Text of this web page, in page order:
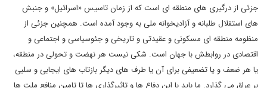
جزئی از درگیری های منطقه ای است که از زمان تاسیس «اسرائیل» و جنبش
های استقلال طلبانه و آزادیخوانه ملی به وجود آمده است. همچنین جزئی از
منظومه منطقه ای مسکونی و عقیدتی و تاریخی و جئوسیاسی و اجتماعی و
اقتصادی در روابطش با جهان است. شکی نیست هر نهضت و تحولی در منطقه،
یا هر ضعف و یا تضعیفی برای آن یا طرف های دیگر بازتاب های ایجابی و سلبی